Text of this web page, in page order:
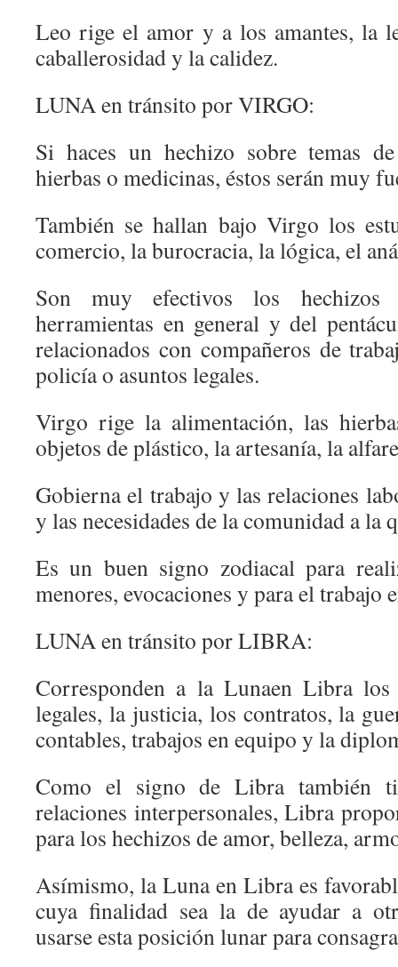
Leo rige el amor y a los amantes, la
caballerosidad y la calidez.
LUNA en tránsito por VIRGO:
Si haces un hechizo sobre temas
hierbas o medicinas, éstos serán muy
También se hallan bajo Virgo los
comercio, la burocracia, la lógica, el
Son muy efectivos los hechizos
herramientas en general y del
relacionados con compañeros de
policía o asuntos legales.
Virgo rige la alimentación, las
objetos de plástico, la artesanía, la
Gobierna el trabajo y las relaciones
y las necesidades de la comunidad a la
Es un buen signo zodiacal para
menores, evocaciones y para el trabajo
LUNA en tránsito por LIBRA:
Corresponden a la Lunaen Libra los
legales, la justicia, los contratos, la
contables, trabajos en equipo y la
Como el signo de Libra también
relaciones interpersonales, Libra
para los hechizos de amor, belleza,
Asímismo, la Luna en Libra es
cuya finalidad sea la de ayudar a
usarse esta posición lunar para